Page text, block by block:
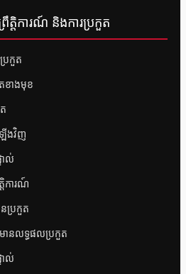
ត្តិការណ៍ និងការប្រកួត
រកួត
ខាងមុខ
ើងវិញ
ាល់
ការណ៍
ប្រកួត
ានលទ្ធផលប្រកួត
ាល់